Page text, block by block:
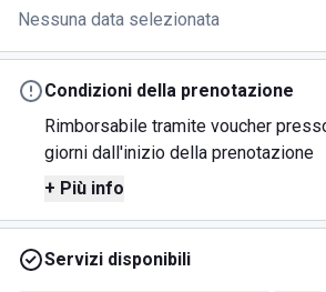
Nessuna data selezionata
Condizioni della prenotazione
Rimborsabile tramite voucher
giorni dall'inizio della prenotazione
+ Più info
Servizi disponibili